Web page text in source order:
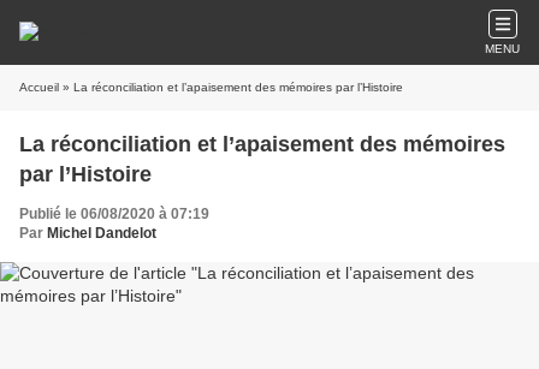
MENU
Accueil » La réconciliation et l’apaisement des mémoires par l’Histoire
La réconciliation et l’apaisement des mémoires
par l’Histoire
Publié le 06/08/2020 à 07:19
Par Michel Dandelot